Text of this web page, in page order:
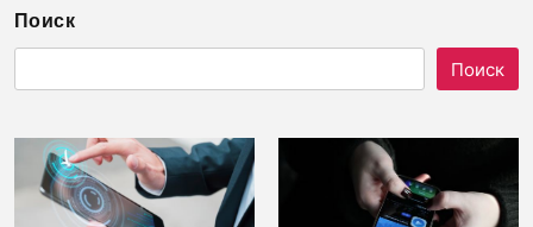
Поиск
Поиск